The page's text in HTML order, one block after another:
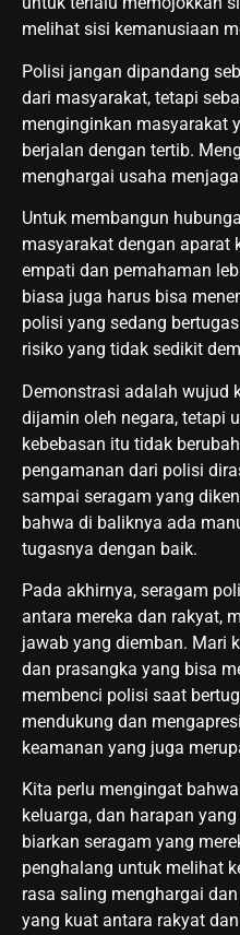
melihat sisi kemanusiaan
Polisi jangan dipandang
dari masyarakat, tetapi
menginginkan masyarakat
berjalan dengan tertib.
menghargai usaha
Untuk membangun
masyarakat dengan aparat
empati dan pemahaman
biasa juga harus bisa
polisi yang sedang
risiko yang tidak sedikit
Demonstrasi adalah wujud
dijamin oleh negara, tetapi
kebebasan itu tidak
pengamanan dari polisi
sampai seragam yang
bahwa di baliknya ada
tugasnya dengan baik.
Pada akhirnya, seragam
antara mereka dan rakyat,
jawab yang diemban. Mari
dan prasangka yang bisa
membenci polisi saat
mendukung dan
keamanan yang juga
Kita perlu mengingat
keluarga, dan harapan
biarkan seragam yang
penghalang untuk melihat
rasa saling menghargai
yang kuat antara rakyat